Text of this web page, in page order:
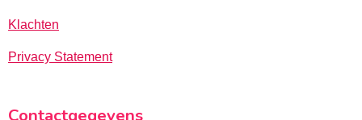
Klachten
Privacy Statement
Contactgegevens